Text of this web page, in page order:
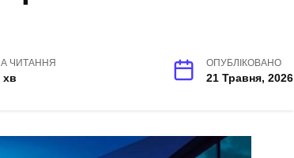
ЧИТАННЯ
хв
ОПУБЛІКОВАНО
21 Травня, 2026